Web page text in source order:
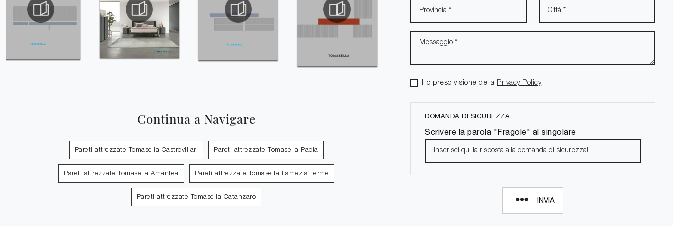
Continua a Navigare
Pareti attrezzate Tomasella Castrovillari Pareti attrezzate Tomasella Paola
Pareti attrezzate Tomasella Amantea Pareti attrezzate Tomasella Lamezia Terme
Pareti attrezzate Tomasella Catanzaro
Ho preso visione della Privacy Policy
DOMANDA DI SICUREZZA
Scrivere la parola "Fragole" al singolare
INVIA